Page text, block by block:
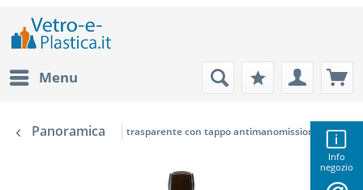
Info
negozio
Menu
Panoramica trasparente con tappo antimanomissione di